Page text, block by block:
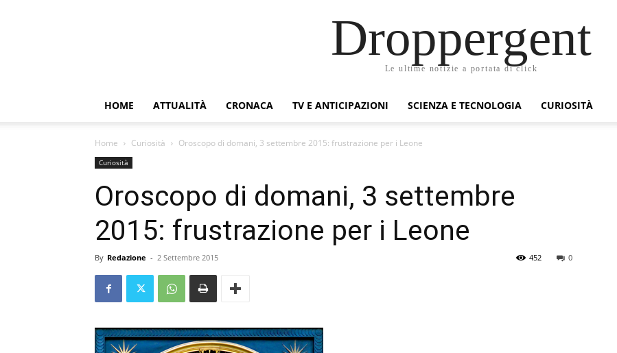
Droppergent
Le ultime notizie a portata di click
HOME ATTUALITÀ CRONACA TV E ANTICIPAZIONI SCIENZA E TECNOLOGIA CURIOSITÀ
Home Curiosità Oroscopo di domani, 3 settembre 2015: frustrazione per i Leone
Curiosità
Oroscopo di domani, 3 settembre
2015: frustrazione per i Leone
By Redazione - 2 Settembre 2015 0
452